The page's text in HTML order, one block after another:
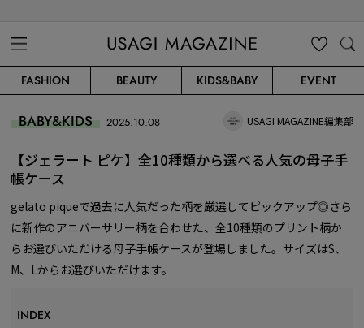
CLIP
FASHION BEAUTY KIDS&BABY EVENT
BABY&KIDS 2025.10.08 USAGI MAGAZINE編集部
【ジェラート ピケ】全10種類から選べる人気の母子手
帳ケース
gelato piqueで過去に人気だった柄を厳選してピックアップ◎さら
に新作のアニバーサリー柄を合わせた、全10種類のプリント柄か
らお選びいただける母子手帳ケースが登場しました。サイズはS、
M、Lからお選びいただけます。
INDEX